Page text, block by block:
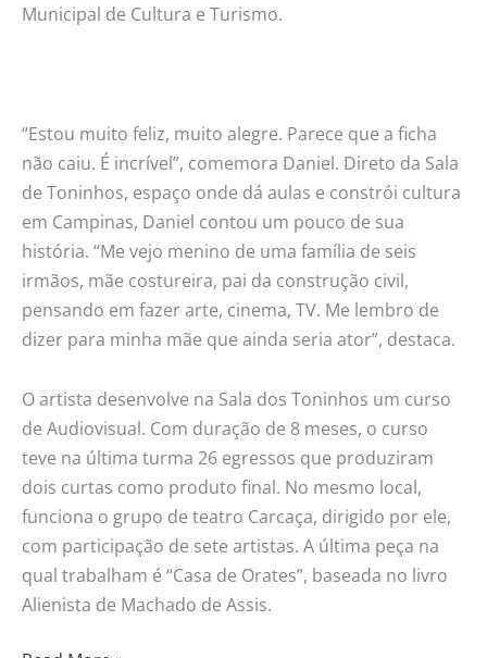
Municipal de Cultura e Turismo.
“Estou muito feliz, muito alegre. Parece que a ficha
não caiu. É incrível”, comemora Daniel. Direto da Sala
de Toninhos, espaço onde dá aulas e constrói cultura
em Campinas, Daniel contou um pouco de sua
história. “Me vejo menino de uma família de seis
irmãos, mãe costureira, pai da construção civil,
pensando em fazer arte, cinema, TV. Me lembro de
dizer para minha mãe que ainda seria ator”, destaca.
O artista desenvolve na Sala dos Toninhos um curso
de Audiovisual. Com duração de 8 meses, o curso
teve na última turma 26 egressos que produziram
dois curtas como produto final. No mesmo local,
funciona o grupo de teatro Carcaça, dirigido por ele,
com participação de sete artistas. A última peça na
qual trabalham é “Casa de Orates”, baseada no livro
Alienista de Machado de Assis.